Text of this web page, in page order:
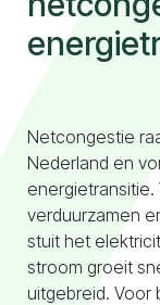
Netcongestie
Nederland en
energietransitie.
verduurzamen
stuit het
stroom groeit
uitgebreid.